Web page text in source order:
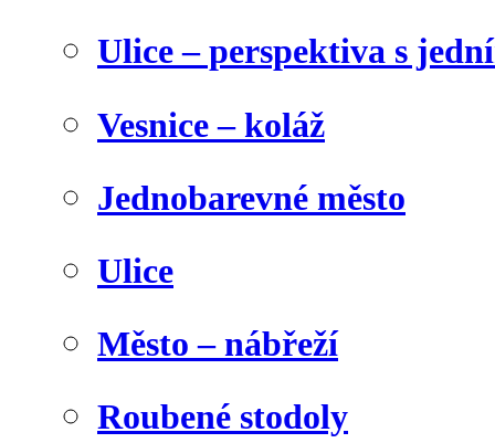
Ulice – perspektiva s
Vesnice – koláž
Jednobarevné město
Ulice
Město – nábřeží
Roubené stodoly